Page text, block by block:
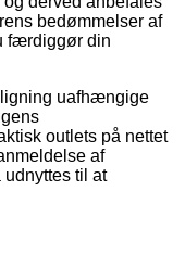
bedømmelser af
færdiggør din
uafhængige
outlets på nettet
af
til at